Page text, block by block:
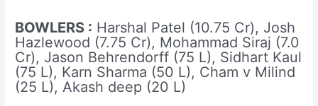
BOWLERS : Harshal Patel (10.75 Cr), Josh
Hazlewood (7.75 Cr), Mohammad Siraj (7.0
Cr), Jason Behrendorff (75 L), Sidhart Kaul
(75 L), Karn Sharma (50 L), Cham v Milind
(25 L), Akash deep (20 L)